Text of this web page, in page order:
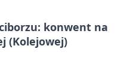
konwent na
(Kolejowej)